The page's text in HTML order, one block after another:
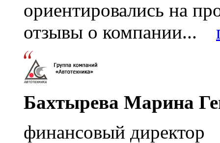
ориентировались на
отзывы о компании...
Бахтырева Марина
финансовый директор